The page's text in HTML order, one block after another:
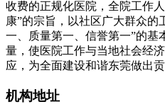
收费的正规化医院，全院工作
康”的宗旨，以社区广大群众的
一、质量第一、信誉第一”的基
量，使医院工作与当地社会经
应，为全面建设和谐东莞做出贡
机构地址